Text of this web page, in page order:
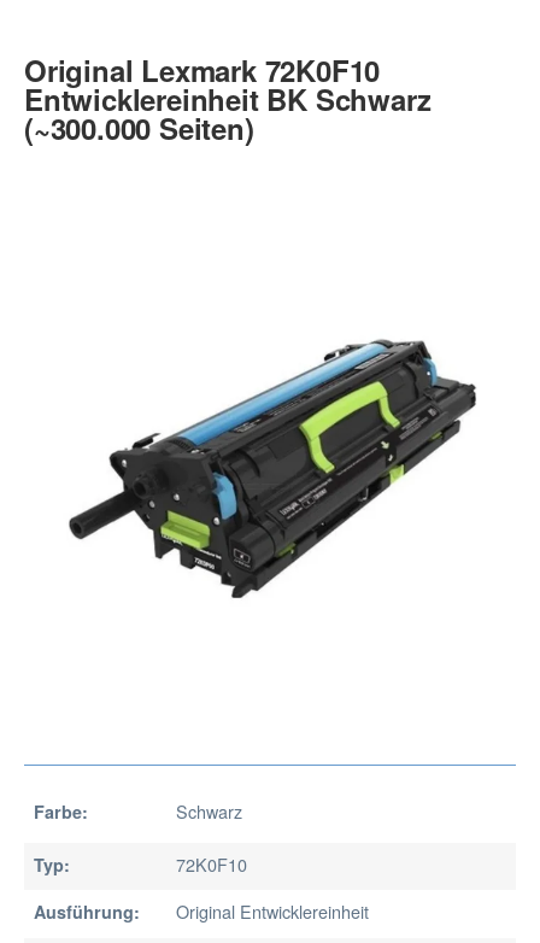
Original Lexmark 72K0F10
Entwicklereinheit BK Schwarz
(~300.000 Seiten)
Farbe: Schwarz
Typ: 72K0F10
Ausführung: Original Entwicklereinheit